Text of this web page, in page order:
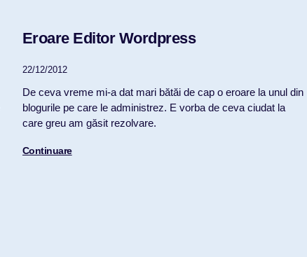
Eroare Editor Wordpress
22/12/2012
De ceva vreme mi-a dat mari bătăi de cap o eroare la unul din
blogurile pe care le administrez. E vorba de ceva ciudat la
care greu am găsit rezolvare.
Continuare